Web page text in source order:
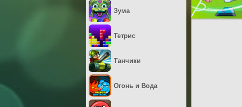
Зума
Тетрис
Танчики
Огонь и Вода